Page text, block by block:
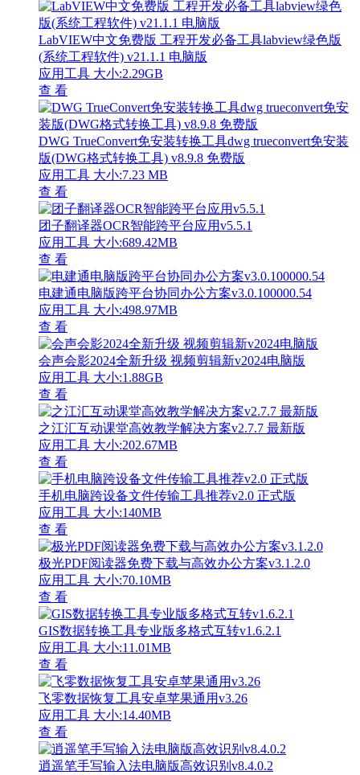
LabVIEW中文免费版 工程开发必备工具labview绿色版
(系统工程软件) v21.1.1 电脑版
应用工具 大小:2.29GB
查 看
DWG TrueConvert免安装转换工具dwg trueconvert免安装
版(DWG格式转换工具) v8.9.8 免费版
应用工具 大小:7.23 MB
查 看
团子翻译器OCR智能跨平台应用v5.5.1
应用工具 大小:689.42MB
查 看
电建通电脑版跨平台协同办公方案v3.0.100000.54
应用工具 大小:498.97MB
查 看
会声会影2024全新升级 视频剪辑新v2024电脑版
应用工具 大小:1.88GB
查 看
之江汇互动课堂高效教学解决方案v2.7.7 最新版
应用工具 大小:202.67MB
查 看
手机电脑跨设备文件传输工具推荐v2.0 正式版
应用工具 大小:140MB
查 看
极光PDF阅读器免费下载与高效办公方案v3.1.2.0
应用工具 大小:70.10MB
查 看
GIS数据转换工具专业版多格式互转v1.6.2.1
应用工具 大小:11.01MB
查 看
飞零数据恢复工具安卓苹果通用v3.26
应用工具 大小:14.40MB
查 看
逍遥笔手写输入法电脑版高效识别v8.4.0.2